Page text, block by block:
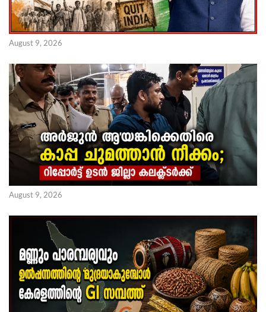
August 9, 2026
August 9, 2026